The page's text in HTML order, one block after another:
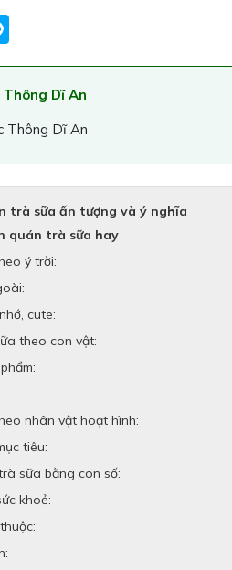
Dĩ An
Thông Dĩ An
trà sữa ấn tượng và ý nghĩa
quán trà sữa hay
ý trời:
cute:
theo con vật:
nhân vật hoạt hình:
tiêu:
sữa bằng con số:
khoẻ: